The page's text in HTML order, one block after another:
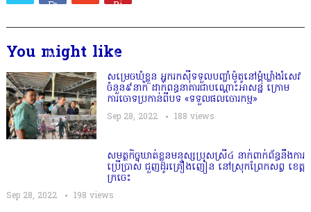
You might like
សម្រេចឃុំខ្លួន អ្នករកស៊ីទទួលបញ្ចាំម៉ូតូនៅម្តុំឃ្លាំងរំសេវ
ចំនួន៩នាក់ ដាក់ពន្ធនាគារជាបណ្ដោះអាសន្ន ក្រោម
ការចោទប្រកាន់ពីបទ «ទទួលផលចោរកម្ម»
Sep 28, 2022 188 views
សមត្ថកិច្ចឃាត់ខ្លួនមនុស្សប្រុសស្រី៤ នាក់ពាក់ព័ន្ធនឹងការ
ប្រើប្រាស់ ជួញដូរគ្រឿងញៀន នៅស្រុកព្រែកសព្វ ខេត្ត
ក្រចេះ
Sep 28, 2022 198 views